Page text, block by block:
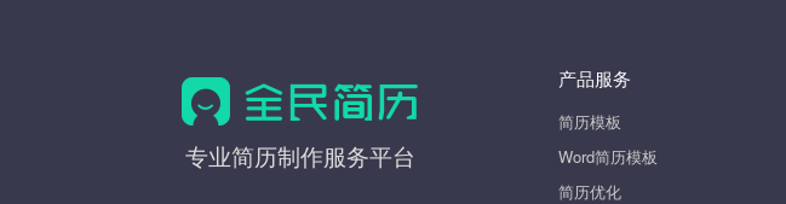
全
专业简历制作服务平台
产品服务
简历模板
Word简历模板
简历优化